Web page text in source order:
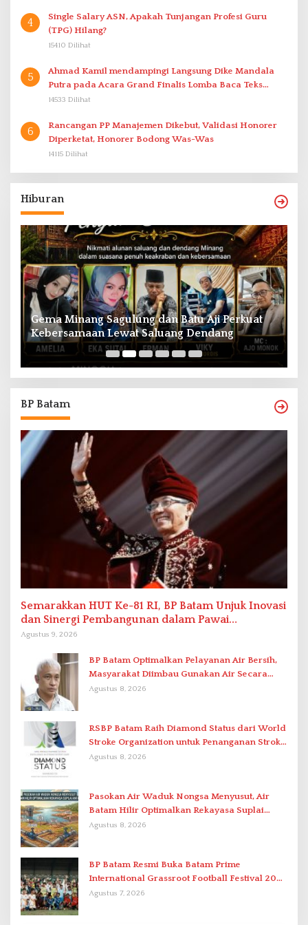
4
Single Salary ASN, Apakah Tunjangan Profesi Guru
(TPG) Hilang?
15410 Dilihat
5
Ahmad Kamil mendampingi Langsung Dike Mandala
Putra pada Acara Grand Finalis Lomba Baca Teks
Proklamasi Mirip Bung Karno di Bali
14533 Dilihat
6
Rancangan PP Manajemen Dikebut, Validasi Honorer
Diperketat, Honorer Bodong Was-Was
14115 Dilihat
Hiburan
Gema Minang Sagulung dan Batu Aji Perkuat
Kebersamaan Lewat Saluang Dendang
BP Batam
Semarakkan HUT Ke-81 RI, BP Batam Unjuk Inovasi
dan Sinergi Pembangunan dalam Pawai
Pembangunan
Agustus 9, 2026
BP Batam Optimalkan Pelayanan Air Bersih,
Masyarakat Diimbau Gunakan Air Secara
Bijak
Agustus 8, 2026
RSBP Batam Raih Diamond Status dari World
Stroke Organization untuk Penanganan Stroke
Berstandar Internasional
Agustus 8, 2026
Pasokan Air Waduk Nongsa Menyusut, Air
Batam Hilir Optimalkan Rekayasa Suplai
Antar-IPAM
Agustus 8, 2026
BP Batam Resmi Buka Batam Prime
International Grassroot Football Festival 2026
di Stadion Temenggung Abdul Jamal
Agustus 7, 2026